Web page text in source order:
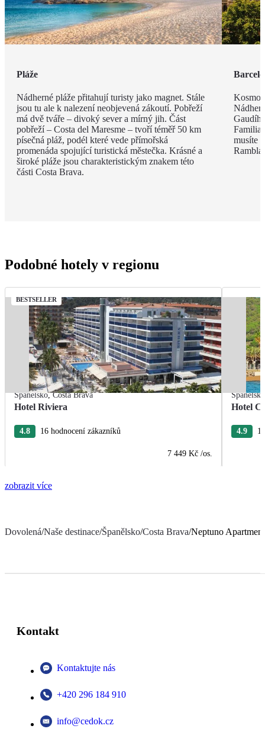
Pláže
Nádherné pláže přitahují turisty jako magnet. Stále
jsou tu ale k nalezení neobjevená zákoutí. Pobřeží
má dvě tváře – divoký sever a mírný jih. Část
pobřeží – Costa del Maresme – tvoří téměř 50 km
písečná pláž, podél které vede přímořská
promenáda spojující turistická městečka. Krásné a
široké pláže jsou charakteristickým znakem této
části Costa Brava.
Familia
musíte
Podobné hotely v regionu
BESTSELLER
Španělsko,Costa Brava
Hotel Riviera
4.8 16 hodnocení zákazníků
7 449 Kč /os.
Španělsko
Hotel
4.9
zobrazit více
Dovolená/Naše destinace/Španělsko/Costa Brava/Neptuno
Kontakt
Kontaktujte nás
+420 296 184 910
info@cedok.cz